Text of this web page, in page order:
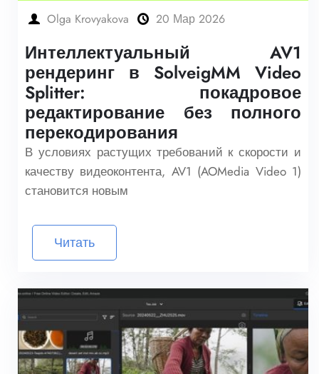
Olga Krovyakova 20 Мар 2026
Интеллектуальный AV1
рендеринг в SolveigMM Video
Splitter: покадровое
редактирование без полного
перекодирования
В условиях растущих требований к скорости и
качеству видеоконтента, AV1 (AOMedia Video 1)
становится новым
Читать